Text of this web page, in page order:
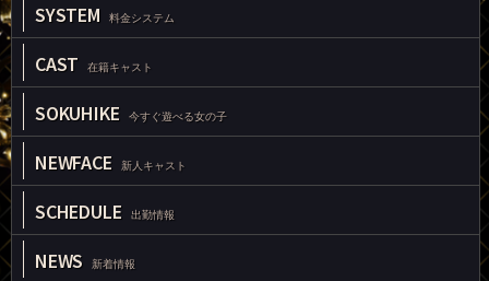
SYSTEM 料金システム
CAST 在籍キャスト
SOKUHIKE 今すぐ遊べる女の子
NEWFACE 新人キャスト
SCHEDULE 出勤情報
NEWS 新着情報